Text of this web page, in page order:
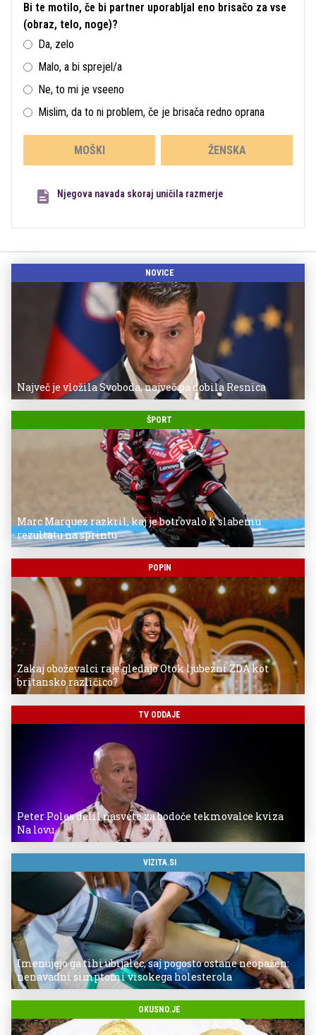
Bi te motilo, če bi partner uporabljal eno brisačo za vse
(obraz, telo, noge)?
Da, zelo
Malo, a bi sprejel/a
Ne, to mi je vseeno
Mislim, da to ni problem, če je brisača redno oprana
MOŠKI ŽENSKA
Njegova navada skoraj uničila razmerje
NOVICE
Največ je vložila Svoboda, največ pa dobila Resnica
ŠPORT
Marc Marquez razkril, kaj je botrovalo k slabemu
rezultatu na sprintu
POPIN
Zakaj oboževalci raje gledajo Otok ljubezni ZDA kot
britansko različico?
TV ODDAJE
Peter Poles delil nasvete za bodoče tekmovalce kviza
Na lovu
VIZITA.SI
Imenujejo ga tihi ubijalec, saj pogosto ostane neopažen:
nenavadni simptomi visokega holesterola
OKUSNO.JE